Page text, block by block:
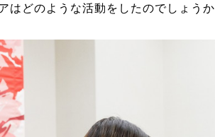
はどのような活動をしたのでしょうか